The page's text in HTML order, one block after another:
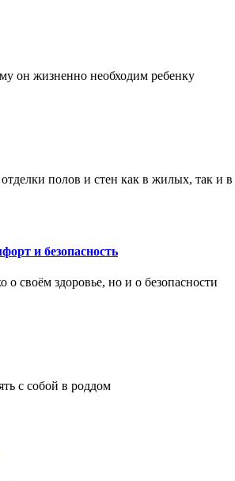
он жизненно необходим ребенку
полов и стен как в жилых, так и
и безопасность
своём здоровье, но и о безопасности
с собой в роддом